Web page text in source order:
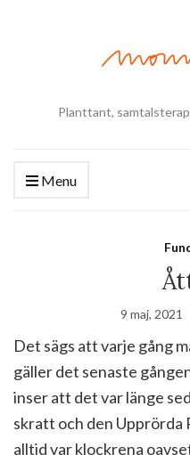
Planttant,
Menu
9 maj, 2021
Det sägs att varje gång
gäller det senaste
inser att det var länge
skratt och den Upprörda
alltid var klockrena